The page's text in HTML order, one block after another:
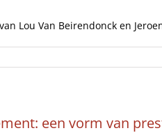
Lou Van Beirendonck en
een vorm van